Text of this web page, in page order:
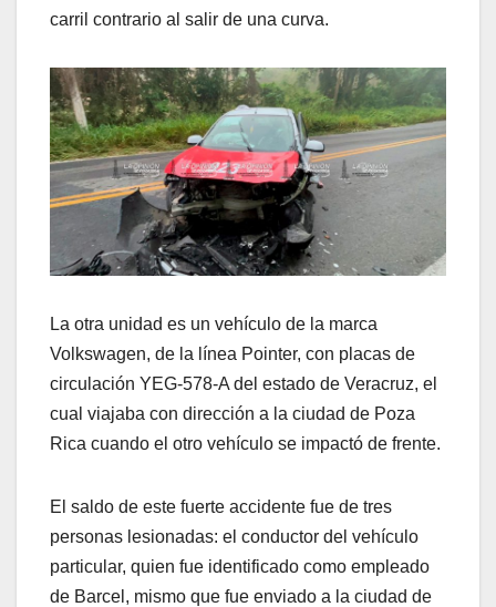
carril contrario al salir de una curva.
La otra unidad es un vehículo de la marca
Volkswagen, de la línea Pointer, con placas de
circulación YEG-578-A del estado de Veracruz, el
cual viajaba con dirección a la ciudad de Poza
Rica cuando el otro vehículo se impactó de frente.
El saldo de este fuerte accidente fue de tres
personas lesionadas: el conductor del vehículo
particular, quien fue identificado como empleado
de Barcel, mismo que fue enviado a la ciudad de